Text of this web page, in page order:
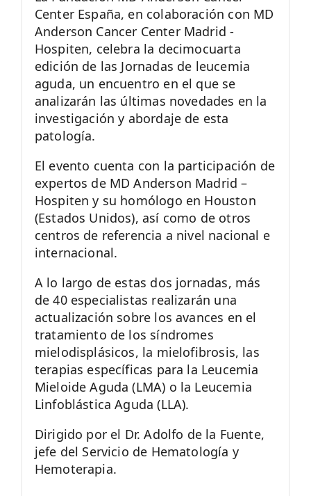
Center España, en colaboración con MD
Anderson Cancer Center Madrid -
Hospiten, celebra la decimocuarta
edición de las Jornadas de leucemia
aguda, un encuentro en el que se
analizarán las últimas novedades en la
investigación y abordaje de esta
patología.
El evento cuenta con la participación de
expertos de MD Anderson Madrid –
Hospiten y su homólogo en Houston
(Estados Unidos), así como de otros
centros de referencia a nivel nacional e
internacional.
A lo largo de estas dos jornadas, más
de 40 especialistas realizarán una
actualización sobre los avances en el
tratamiento de los síndromes
mielodisplásicos, la mielofibrosis, las
terapias específicas para la Leucemia
Mieloide Aguda (LMA) o la Leucemia
Linfoblástica Aguda (LLA).
Dirigido por el Dr. Adolfo de la Fuente,
jefe del Servicio de Hematología y
Hemoterapia.